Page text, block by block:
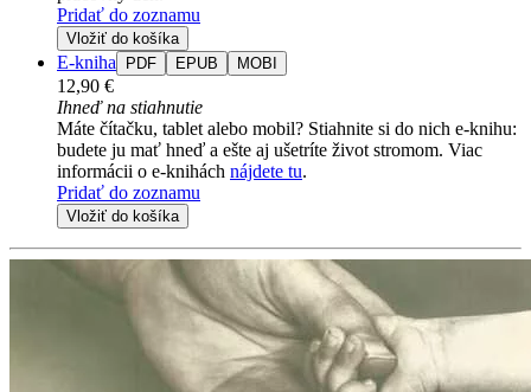
Pridať do zoznamu
Vložiť do košíka
E-kniha PDF EPUB MOBI
12,90 €
Ihneď na stiahnutie
Máte čítačku, tablet alebo mobil? Stiahnite si do nich e-knihu:
budete ju mať hneď a ešte aj ušetríte život stromom. Viac
informácii o e-knihách nájdete tu.
Pridať do zoznamu
Vložiť do košíka